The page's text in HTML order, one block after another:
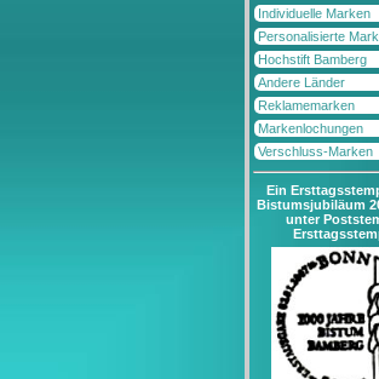
Individuelle Marken
Personalisierte
Hochstift Bamberg
Andere Länder
Reklamemarken
Markenlochungen
Verschluss-Marken
Ein
Bistumsjubiläum
unter